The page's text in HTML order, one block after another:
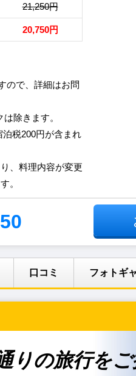
21,250円
20,750円
ので、詳細はお問
除きます。
税200円が含まれ
、料理内容が変更
。
口コミ フォトギ
りの旅行を